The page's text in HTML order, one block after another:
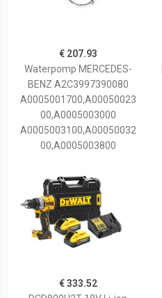
€ 207.93
Waterpomp MERCEDES-
BENZ A2C3997390080
A0005001700,A00050023
00,A0005003000
A0005003100,A00050032
00,A0005003800
€ 333.52